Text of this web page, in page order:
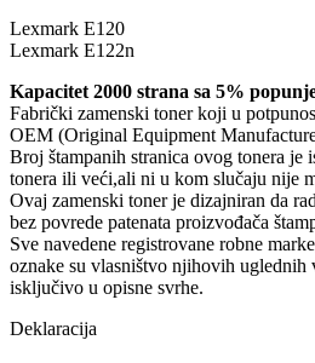
Lexmark E120
Lexmark E122n
Kapacitet 2000 strana sa 5%
Fabrički zamenski toner koji u
OEM (Original Equipment
Broj štampanih stranica ovog tonera je
tonera ili veći,ali ni u kom slučaju nije
Ovaj zamenski toner je dizajniran da
bez povrede patenata proizvođača
Sve navedene registrovane robne
oznake su vlasništvo njihovih uglednih
isključivo u opisne svrhe.
Deklaracija